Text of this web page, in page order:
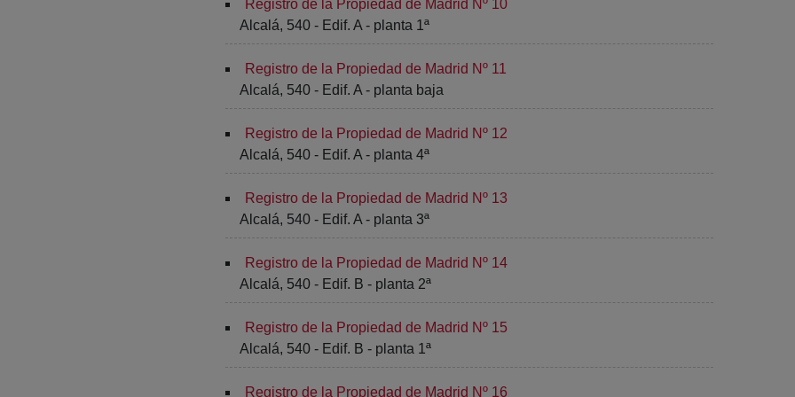
Registro de la Propiedad de Madrid Nº 10
Alcalá, 540 - Edif. A - planta 1ª
Registro de la Propiedad de Madrid Nº 11
Alcalá, 540 - Edif. A - planta baja
Registro de la Propiedad de Madrid Nº 12
Alcalá, 540 - Edif. A - planta 4ª
Registro de la Propiedad de Madrid Nº 13
Alcalá, 540 - Edif. A - planta 3ª
Registro de la Propiedad de Madrid Nº 14
Alcalá, 540 - Edif. B - planta 2ª
Registro de la Propiedad de Madrid Nº 15
Alcalá, 540 - Edif. B - planta 1ª
Registro de la Propiedad de Madrid Nº 16